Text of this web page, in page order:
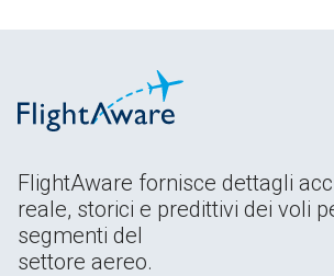
FlightAware fornisce dettagli
reale, storici e predittivi dei voli
segmenti del
settore aereo.